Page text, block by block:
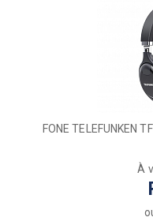
FONE TELEFUNKEN
À